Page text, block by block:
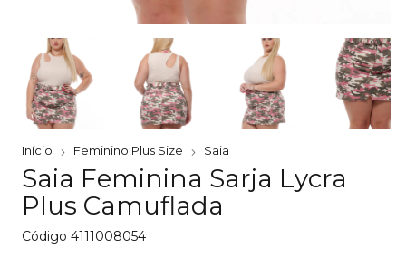
Início Feminino Plus Size Saia
Saia Feminina Sarja Lycra
Plus Camuflada
Código 4111008054